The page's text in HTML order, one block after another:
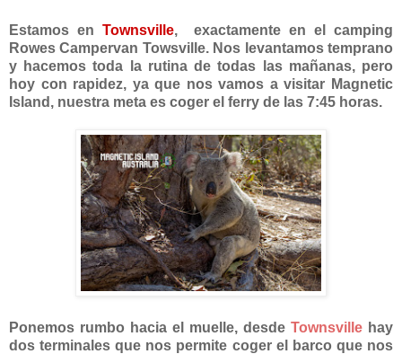
Estamos en Townsville, exactamente en el camping
Rowes Campervan Towsville. Nos levantamos temprano
y hacemos toda la rutina de todas las mañanas, pero
hoy con rapidez, ya que nos vamos a visitar Magnetic
Island, nuestra meta es coger el ferry de las 7:45 horas.
Ponemos rumbo hacia el muelle, desde Townsville hay
dos terminales que nos permite coger el barco que nos